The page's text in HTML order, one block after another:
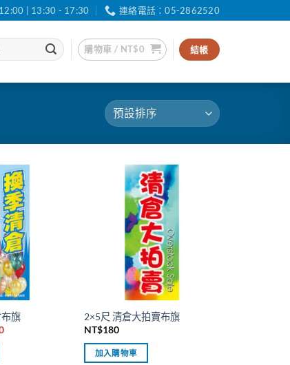
| 13:30 - 17:30 連絡電話：05-2862520
購物車 / NT$0 結帳
旗
目
2×5尺 清倉大拍賣布旗
NT$180
加入購物車